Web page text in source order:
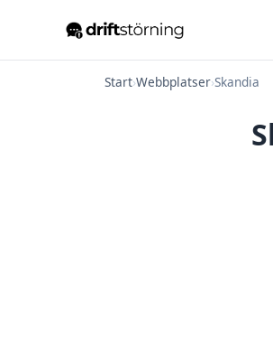
Start›Webbplatser›Skandia